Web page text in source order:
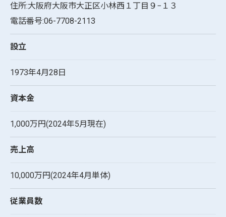
住所:大阪府大阪市大正区小林西１丁目９−１３
電話番号:06-7708-2113
設立
1973年4月28日
資本金
1,000万円(2024年5月現在)
売上高
10,000万円(2024年4月単体)
従業員数